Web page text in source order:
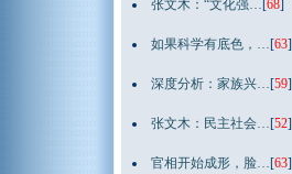
张文木：“文化强…[68]
如果科学有底色，…[63]
深度分析：家族兴…[59]
张文木：民主社会…[52]
官相开始成形，脸…[63]